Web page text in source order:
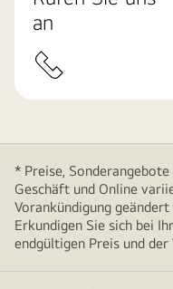
an
* Preise,
Geschäft und Online
Vorankündigung
Erkundigen Sie sich bei
endgültigen Preis und